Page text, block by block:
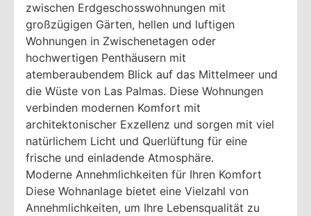
zwischen Erdgeschosswohnungen mit
großzügigen Gärten, hellen und luftigen
Wohnungen in Zwischenetagen oder
hochwertigen Penthäusern mit
atemberaubendem Blick auf das Mittelmeer und
die Wüste von Las Palmas. Diese Wohnungen
verbinden modernen Komfort mit
architektonischer Exzellenz und sorgen mit viel
natürlichem Licht und Querlüftung für eine
frische und einladende Atmosphäre.
Moderne Annehmlichkeiten für Ihren Komfort
Diese Wohnanlage bietet eine Vielzahl von
Annehmlichkeiten, um Ihre Lebensqualität zu